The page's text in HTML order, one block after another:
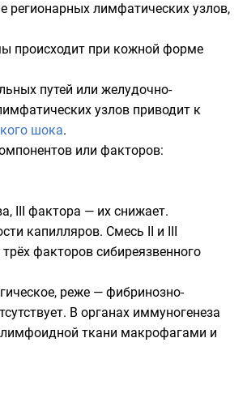
регионарных лимфатических узлов,
происходит при кожной форме
путей или желудочно-
узлов приводит к
шока.
или факторов:
III фактора — их снижает.
капилляров. Смесь II и III
факторов сибиреязвенного
реже — фибринозно-
В органах иммуногенеза
ткани макрофагами и